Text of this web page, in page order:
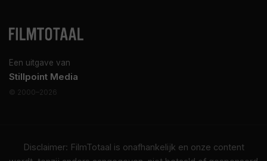
Een uitgave van
Stillpoint Media
© 2000–2026
Disclaimer: FilmTotaal is onafhankelijk en onze content